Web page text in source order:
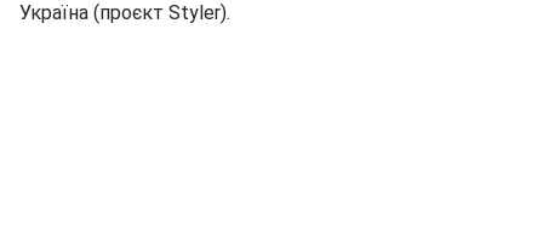
Україна (проєкт Styler).